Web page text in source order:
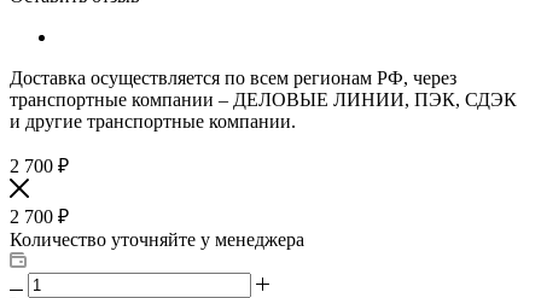
Доставка осуществляется по всем регионам РФ, через
транспортные компании – ДЕЛОВЫЕ ЛИНИИ, ПЭК, СДЭК
и другие транспортные компании.
2 700 ₽
2 700 ₽
Количество уточняйте у менеджера